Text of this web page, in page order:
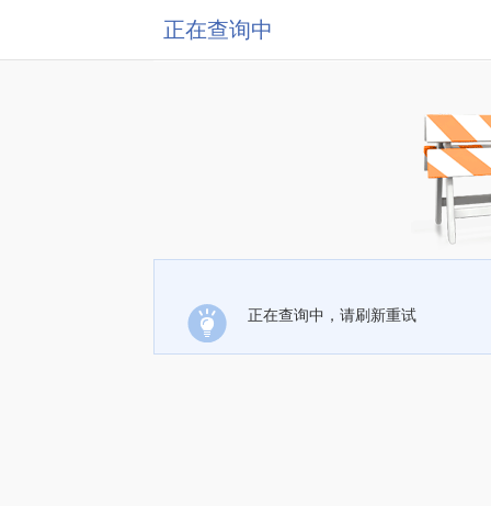
正在查询中
正在查询中，请刷新重试